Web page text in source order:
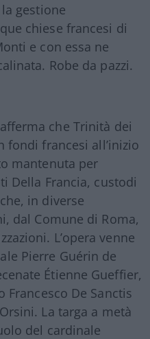
gestione
chiese francesi di
e con essa ne
Robe da pazzi.
che Trinità dei
fondi francesi all’inizio
mantenuta per
Della Francia, custodi
in diverse
dal Comune di Roma,
L’opera venne
Pierre Guérin de
Étienne Gueffier,
Francesco De Sanctis
La targa a metà
del cardinale